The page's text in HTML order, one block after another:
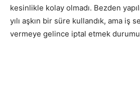
kesinlikle kolay olmadı. Bezden
yılı aşkın bir süre kullandık, ama iş
vermeye gelince iptal etmek